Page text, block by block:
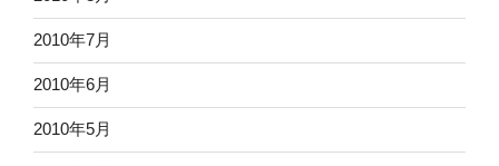
2010年7月
2010年6月
2010年5月